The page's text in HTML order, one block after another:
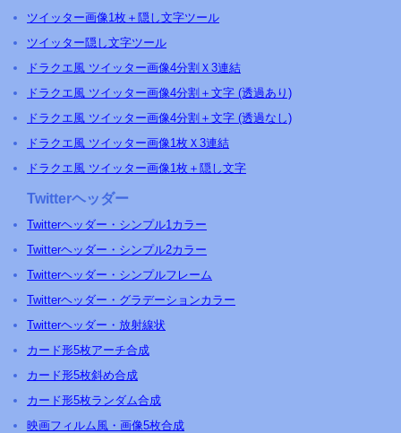
ツイッター画像1枚＋隠し文字ツール
ツイッター隠し文字ツール
ドラクエ風 ツイッター画像4分割Ｘ3連結
ドラクエ風 ツイッター画像4分割＋文字 (透過あり)
ドラクエ風 ツイッター画像4分割＋文字 (透過なし)
ドラクエ風 ツイッター画像1枚Ｘ3連結
ドラクエ風 ツイッター画像1枚＋隠し文字
Twitterヘッダー
Twitterヘッダー・シンプル1カラー
Twitterヘッダー・シンプル2カラー
Twitterヘッダー・シンプルフレーム
Twitterヘッダー・グラデーションカラー
Twitterヘッダー・放射線状
カード形5枚アーチ合成
カード形5枚斜め合成
カード形5枚ランダム合成
映画フィルム風・画像5枚合成